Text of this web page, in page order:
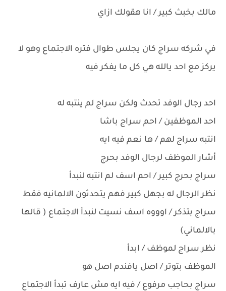
مالك بخبث كبير / انا هقولك ازاي
في شركه سراج كان يجلس طوال فتره الاجتماع وهو لا
يركز مع احد يالله هي كل ما يفكر فيه
احد رجال الوفد تحدث ولكن سراج لم ينتبه له
احد الموظفين / احم سراج باشا
انتبه سراج لهم / ها نعم فيه ايه
أشار الموظف لرجال الوفد بحرج
سراج بحرج كبير / احم اسف لم انتبه لنبدأ
نظر الرجال له بجهل كبير فهم يتحدثون الالمانيه فقط
سراج بتذكر / اوووه اسف نسيت لنبدأ الاجتماع ( قالها
بالالماني)
نظر سراج لموظف / ابدأ
الموظف بتوتر / اصل يافندم اصل هو
سراج بحاجب مرفوع / فيه ايه مش عارف تبدأ الاجتماع